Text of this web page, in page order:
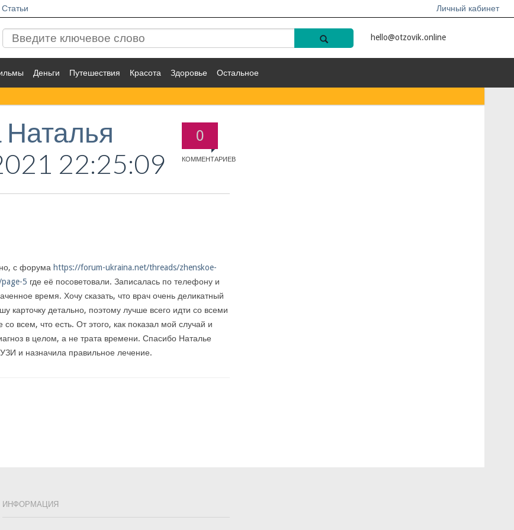
Статьи Личный кабинет
hello@otzovik.online
Деньги Путешествия Красота Здоровье Остальное
0
КОММЕНТАРИЕВ
22:25:09
с форума https://forum-ukraina.net/threads/zhenskoe-
5 где её посоветовали. Записалась по телефону и
время. Хочу сказать, что врач очень деликатный
карточку детально, поэтому лучше всего идти со всеми
всем, что есть. От этого, как показал мой случай и
в целом, а не трата времени. Спасибо Наталье
и назначила правильное лечение.
ИНФОРМАЦИЯ